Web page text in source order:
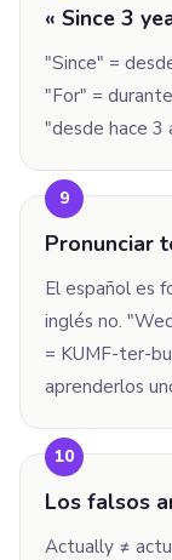
« Since 3
"Since" =
"For" =
"desde hace 3
9
Pronunciar
El español es
inglés no.
= KUMF-ter-
aprenderlos
10
Los falsos
Actually ≠